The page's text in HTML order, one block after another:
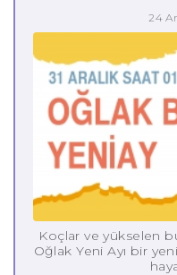
24
Koçlar ve yükselen
Oğlak Yeni Ayı bir